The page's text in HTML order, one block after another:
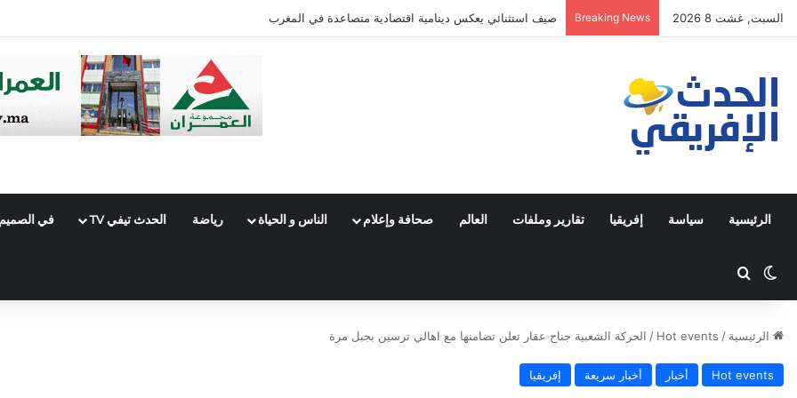
السبت, غشت 8 2026 Breaking News صيف استثنائي يعكس دينامية اقتصادية متصاعدة في المغرب
الرئيسية سياسة إفريقيا تقارير وملفات العالم صحافة وإعلام الناس و الحياة رياضة الحدث تيفي TV في الصميم
Switch skin
ابحث عن
الرئيسية /
Hot events
/ الحركة الشعبية جناح عقار تعلن تضامنها مع اهالي ترسين بجبل مرة
Hot events أخبار أخبار سريعة إفريقيا